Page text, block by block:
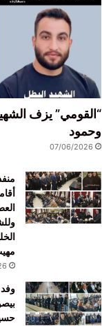
“القومي” يزف
وحمود
07/06/2026